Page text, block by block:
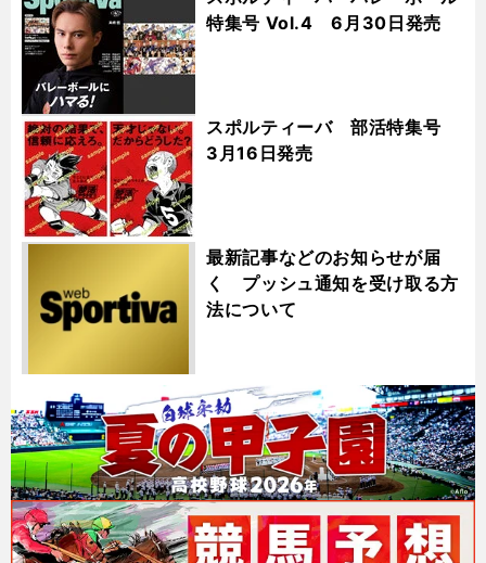
特集号 Vol.4 6月30日発売
スポルティーバ 部活特集号
3月16日発売
最新記事などのお知らせが届
く プッシュ通知を受け取る方
法について